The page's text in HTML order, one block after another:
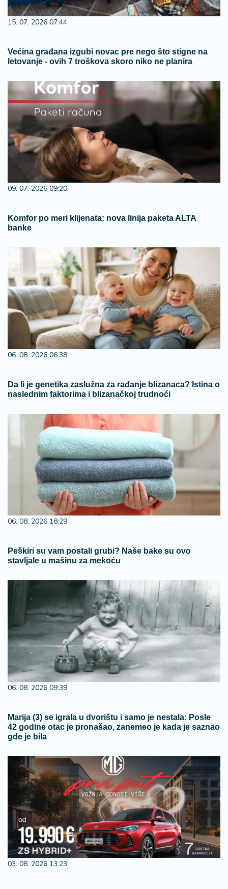
15. 07. 2026 07:44
Većina građana izgubi novac pre nego što stigne na
letovanje - ovih 7 troškova skoro niko ne planira
09. 07. 2026 09:20
Komfor po meri klijenata: nova linija paketa ALTA
banke
06. 08. 2026 06:38
Da li je genetika zaslužna za rađanje blizanaca? Istina o
naslednim faktorima i blizanačkoj trudnoći
06. 08. 2026 18:29
Peškiri su vam postali grubi? Naše bake su ovo
stavljale u mašinu za mekoću
06. 08. 2026 09:39
Marija (3) se igrala u dvorištu i samo je nestala: Posle
42 godine otac je pronašao, zanemeo je kada je saznao
gde je bila
03. 08. 2026 13:23